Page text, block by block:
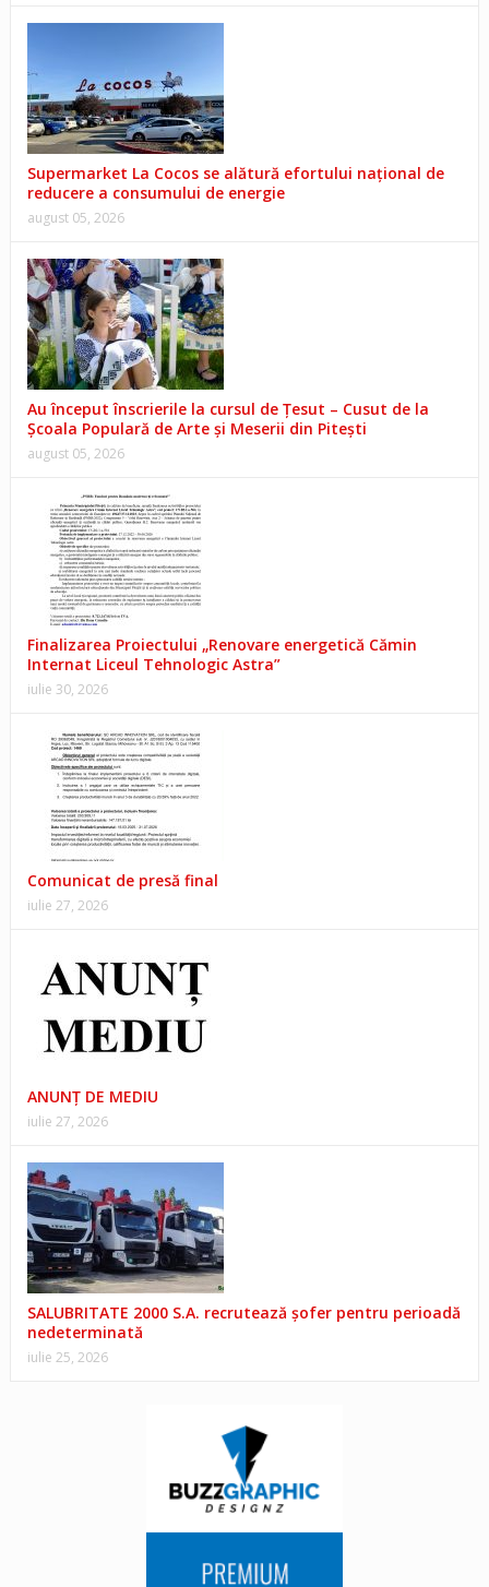
Supermarket La Cocos se alătură efortului național de
reducere a consumului de energie
august 05, 2026
Au început înscrierile la cursul de Țesut – Cusut de la
Școala Populară de Arte și Meserii din Pitești
august 05, 2026
Finalizarea Proiectului „Renovare energetică Cămin
Internat Liceul Tehnologic Astra”
iulie 30, 2026
Comunicat de presă final
iulie 27, 2026
ANUNŢ DE MEDIU
iulie 27, 2026
SALUBRITATE 2000 S.A. recrutează șofer pentru perioadă
nedeterminată
iulie 25, 2026